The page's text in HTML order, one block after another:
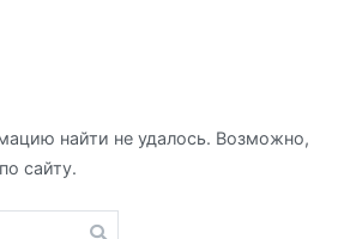
найти не удалось. Возможно,
сайту.